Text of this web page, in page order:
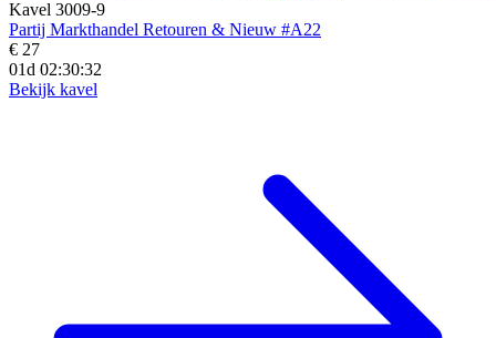
Kavel 3009-9
Partij Markthandel Retouren & Nieuw #A22
€ 27
01d 02:30:31
Bekijk kavel